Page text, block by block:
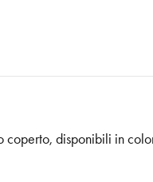
disponibili in